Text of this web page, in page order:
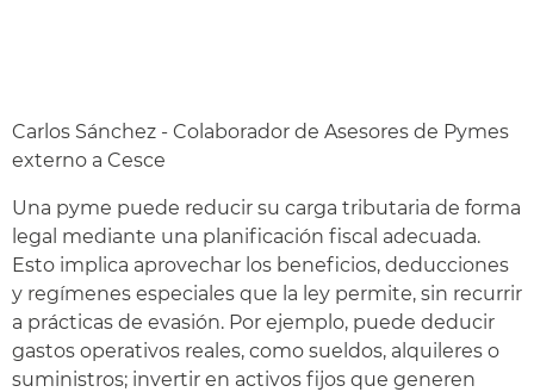
Carlos Sánchez - Colaborador de Asesores de Pymes
externo a Cesce
Una pyme puede reducir su carga tributaria de forma
legal mediante una planificación fiscal adecuada.
Esto implica aprovechar los beneficios, deducciones
y regímenes especiales que la ley permite, sin recurrir
a prácticas de evasión. Por ejemplo, puede deducir
gastos operativos reales, como sueldos, alquileres o
suministros; invertir en activos fijos que generen